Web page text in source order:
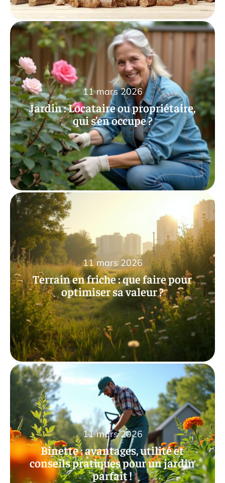
Jardin : Locataire ou propriétaire,
qui s’en occupe ?
11 mars 2026
Terrain en friche : que faire pour
optimiser sa valeur ?
11 mars 2026
Binette : avantages, utilité et
conseils pratiques pour un jardin
parfait !
11 mars 2026